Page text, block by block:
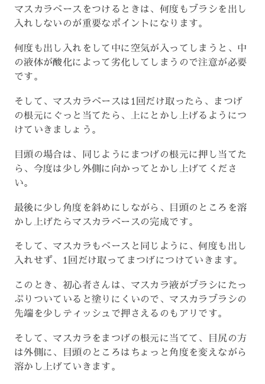
マスカラベースをつけるときは、何度もブラシを出し
入れしないのが重要なポイントになります。
何度も出し入れをして中に空気が入ってしまうと、中
の液体が酸化によって劣化してしまうので注意が必要
です。
そして、マスカラベースは1回だけ取ったら、まつげ
の根元にぐっと当てたら、上にとかし上げるようにつ
けていきましょう。
目頭の場合は、同じようにまつげの根元に押し当てた
ら、今度は少し外側に向かってとかし上げてくださ
い。
最後に少し角度を斜めにしながら、目頭のところを溶
かし上げたらマスカラベースの完成です。
そして、マスカラもベースと同じように、何度も出し
入れせず、1回だけ取ってまつげにつけていきます。
このとき、初心者さんは、マスカラ液がブラシにたっ
ぷりついていると塗りにくいので、マスカラブラシの
先端を少しティッシュで押さえるのもアリです。
そして、マスカラをまつげの根元に当てて、目尻の方
は外側に、目頭のところはちょっと角度を変えながら
溶かし上げていきます。